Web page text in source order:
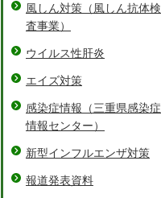
風しん対策（風しん抗体検
査事業）
ウイルス性肝炎
エイズ対策
感染症情報（三重県感染症
情報センター）
新型インフルエンザ対策
報道発表資料